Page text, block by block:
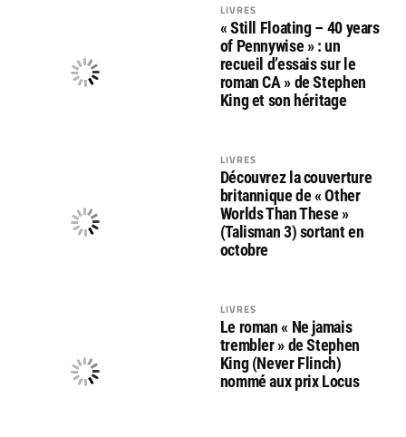
LIVRES
« Still Floating – 40 years
of Pennywise » : un
recueil d’essais sur le
roman CA » de Stephen
King et son héritage
LIVRES
Découvrez la couverture
britannique de « Other
Worlds Than These »
(Talisman 3) sortant en
octobre
LIVRES
Le roman « Ne jamais
trembler » de Stephen
King (Never Flinch)
nommé aux prix Locus